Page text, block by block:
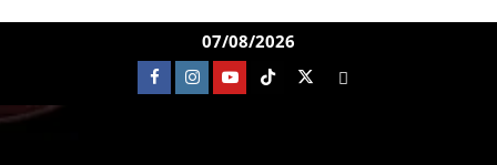
07/08/2026